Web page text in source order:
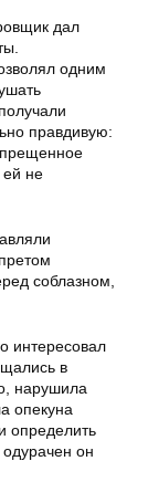
дал
одним
правдивую:
ей не
соблазном,
интересовал
в
нарушила
опекуна
определить
он